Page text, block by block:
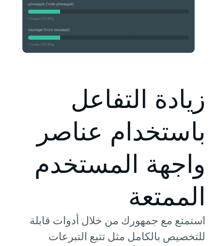
زيادة التفاعل
باستخدام عناصر
واجهة المستخدم
الممتعة
استمتع مع جمهورك من خلال أدوات قابلة
للتخصيص بالكامل مثل تتبع التبرعات